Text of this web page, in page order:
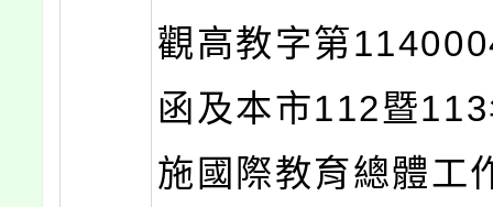
觀高教字第
函及本市112暨
施國際教育總體工